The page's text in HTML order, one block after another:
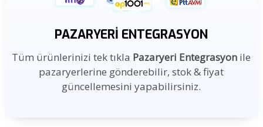
PAZARYERI ENTEGRASYON
Tüm ürünlerinizi tek tıkla Pazaryeri Entegrasyon ile
pazaryerlerine gönderebilir, stok & fiyat
güncellemesini yapabilirsiniz.